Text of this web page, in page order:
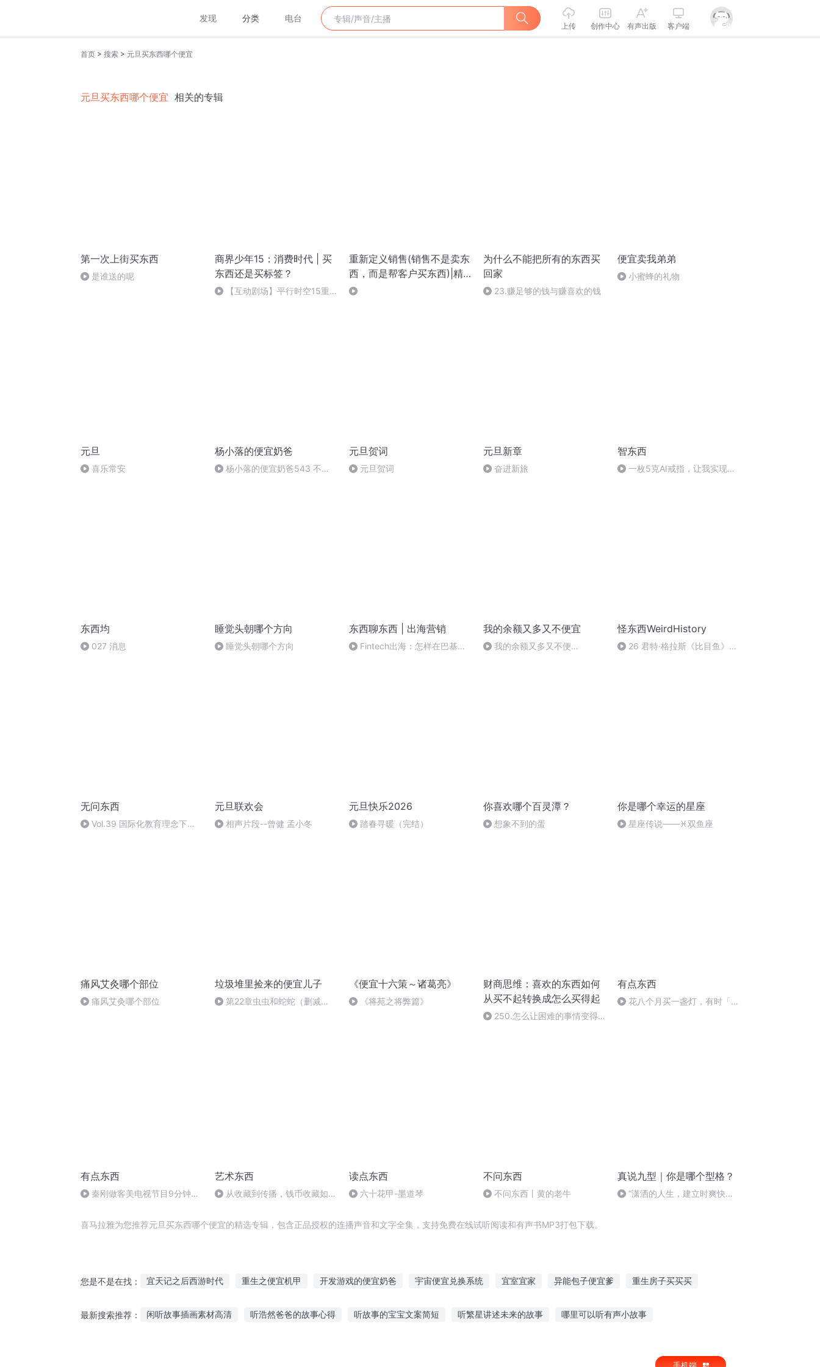
发现 分类 电台
上传 创作中心 有声出版 客户端
首页 > 搜索 > 元旦买东西哪个便宜
元旦买东西哪个便宜 相关的专辑
第一次上街买东西
是谁送的呢
商界少年15：消费时代 | 买
东西还是买标签？
【互动剧场】平行时空15重
重新定义销售(销售不是卖东
西，而是帮客户买东西)|精
品|蔡富强|当代文学
为什么不能把所有的东西买
回家
23.赚足够的钱与赚喜欢的钱
便宜卖我弟弟
小蜜蜂的礼物
元旦
喜乐常安
杨小落的便宜奶爸
杨小落的便宜奶爸543 不和
元旦贺词
元旦贺词
元旦新章
奋进新旅
智东西
一枚5克AI戒指，让我实现了
东西均
027 消息
睡觉头朝哪个方向
睡觉头朝哪个方向
东西聊东西 | 出海营销
Fintech出海：怎样在巴基斯
我的余额又多又不便宜
我的余额又多又不便
怪东西WeirdHistory
26 君特·格拉斯《比目鱼》：
无问东西
Vol.39 国际化教育理念下的
元旦联欢会
相声片段--曾健 孟小冬
元旦快乐2026
踏春寻暖（完结）
你喜欢哪个百灵潭？
想象不到的蛋
你是哪个幸运的星座
星座传说——♓️双鱼座
痛风艾灸哪个部位
痛风艾灸哪个部位
垃圾堆里捡来的便宜儿子
第22章虫虫和蛇蛇（删减
《便宜十六策～诸葛亮》
《将苑之将弊篇》
财商思维：喜欢的东西如何
从买不起转换成怎么买得起
250.怎么让困难的事情变得
有点东西
花八个月买一盏灯，有时「无
有点东西
秦刚做客美电视节目9分钟被
艺术东西
从收藏到传播，钱币收藏如何
读点东西
六十花甲-墨道琴
不问东西
不问东西丨黄的老牛
真说九型｜你是哪个型格？
“潇洒的人生，建立时爽快，
喜马拉雅为您推荐元旦买东西哪个便宜的精选专辑，包含正品授权的连播声音和文字全集，支持免费在线试听阅读和有声书MP3打包下载。
您是不是在找： 宜天记之后西游时代 重生之便宜机甲 开发游戏的便宜奶爸 宇宙便宜兑换系统 宜室宜家 异能包子便宜爹 重生房子买买买
最新搜索推荐： 闲听故事插画素材高清 听浩然爸爸的故事心得 听故事的宝宝文案简短 听繁星讲述未来的故事 哪里可以听有声小故事